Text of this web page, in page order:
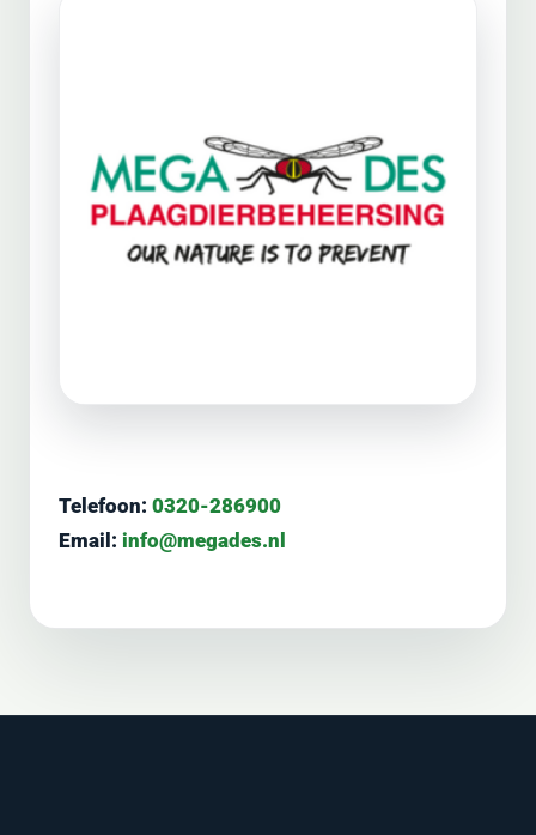
Telefoon: 0320-286900
Email: info@megades.nl